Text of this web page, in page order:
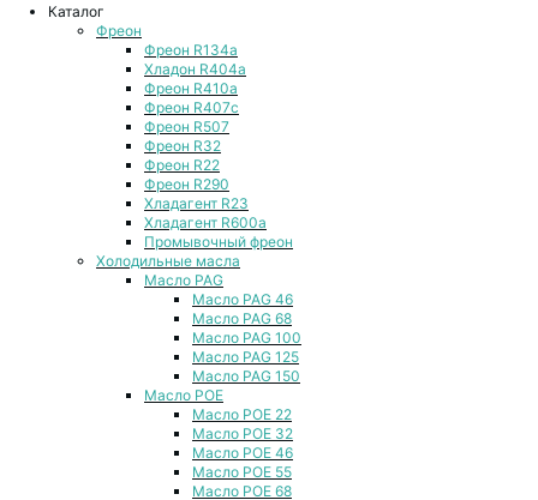
Каталог
Фреон
Фреон R134a
Хладон R404a
Фреон R410a
Фреон R407с
Фреон R507
Фреон R32
Фреон R22
Фреон R290
Хладагент R23
Хладагент R600a
Промывочный фреон
Холодильные масла
Масло PAG
Масло PAG 46
Масло PAG 68
Масло PAG 100
Масло PAG 125
Масло PAG 150
Масло POE
Масло POE 22
Масло POE 32
Масло POE 46
Масло POE 55
Масло POE 68